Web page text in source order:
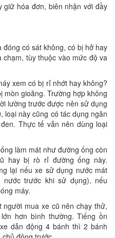
giữ hóa đơn, biên nhận với đầy
có sát không, có bị hở hay
tùy thuộc vào mức độ va
xem có bị rỉ nhớt hay không?
mòn gioăng. Trường hợp không
lường trước được nên sử dụng
loại này cũng có tác dụng ngăn
Thực tế vẫn nên dùng loại
làm mát như đường ống còn
hay bị rò rỉ đường ống này.
lại nếu xe sử dụng nước mát
nước trước khi sử dụng), nếu
máy.
người mua xe cũ nên chạy thử,
hơn bình thường. Tiếng ồn
dẫn động 4 bánh thì 2 bánh